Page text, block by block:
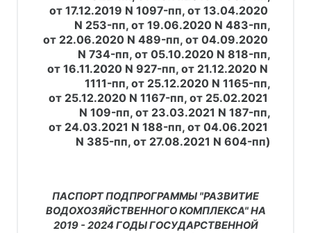
от 17.12.2019 N 1097-пп, от 13.04.2020
N 253-пп, от 19.06.2020 N 483-пп,
от 22.06.2020 N 489-пп, от 04.09.2020
N 734-пп, от 05.10.2020 N 818-пп,
от 16.11.2020 N 927-пп, от 21.12.2020 N
1111-пп, от 25.12.2020 N 1165-пп,
от 25.12.2020 N 1167-пп, от 25.02.2021
N 109-пп, от 23.03.2021 N 187-пп,
от 24.03.2021 N 188-пп, от 04.06.2021
N 385-пп, от 27.08.2021 N 604-пп)
ПАСПОРТ ПОДПРОГРАММЫ "РАЗВИТИЕ
ВОДОХОЗЯЙСТВЕННОГО КОМПЛЕКСА" НА
2019 - 2024 ГОДЫ ГОСУДАРСТВЕННОЙ